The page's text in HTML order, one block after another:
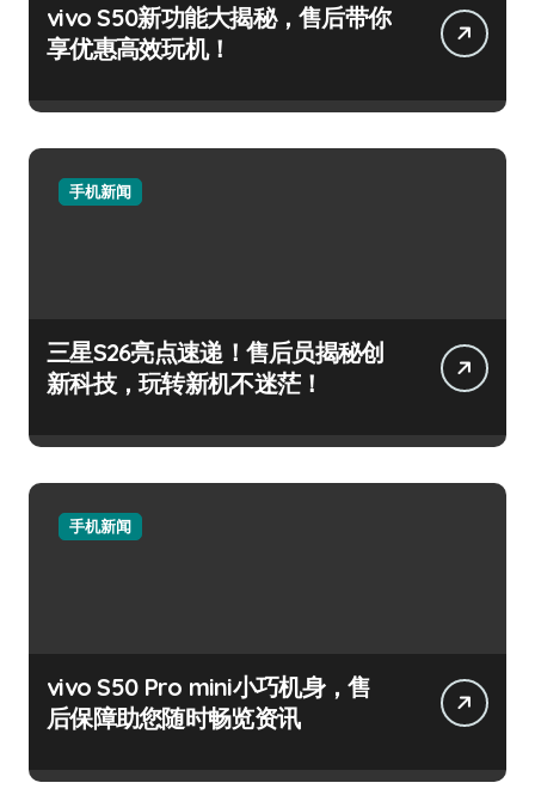
vivo S50新功能大揭秘，售后带你
享优惠高效玩机！
手机新闻
三星S26亮点速递！售后员揭秘创
新科技，玩转新机不迷茫！
手机新闻
vivo S50 Pro mini小巧机身，售
后保障助您随时畅览资讯